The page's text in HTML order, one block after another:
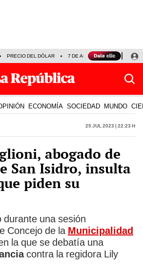
PRECIO DEL DÓLAR 7 DE AGOSTO OLLANTA
ECONOMÍA SOCIEDAD MUNDO
25 Jul 2023 | 22:23 h
abogado de
San Isidro, insulta
piden su
durante una sesión
Concejo de la Municipalidad
la que se debatía una
contra la regidora Lily